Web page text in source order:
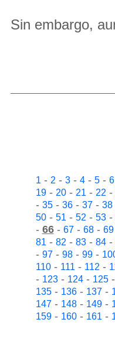
Sin embargo,
1- 2- 3- 4- 5- 6
19- 20- 21- 22-
- 35- 36- 37- 38
50- 51- 52- 53-
- 66- 67- 68- 69
81- 82- 83- 84-
- 97- 98- 99-
110- 111- 112-
- 123- 124- 125-
135- 136- 137-
147- 148- 149-
159- 160- 161-